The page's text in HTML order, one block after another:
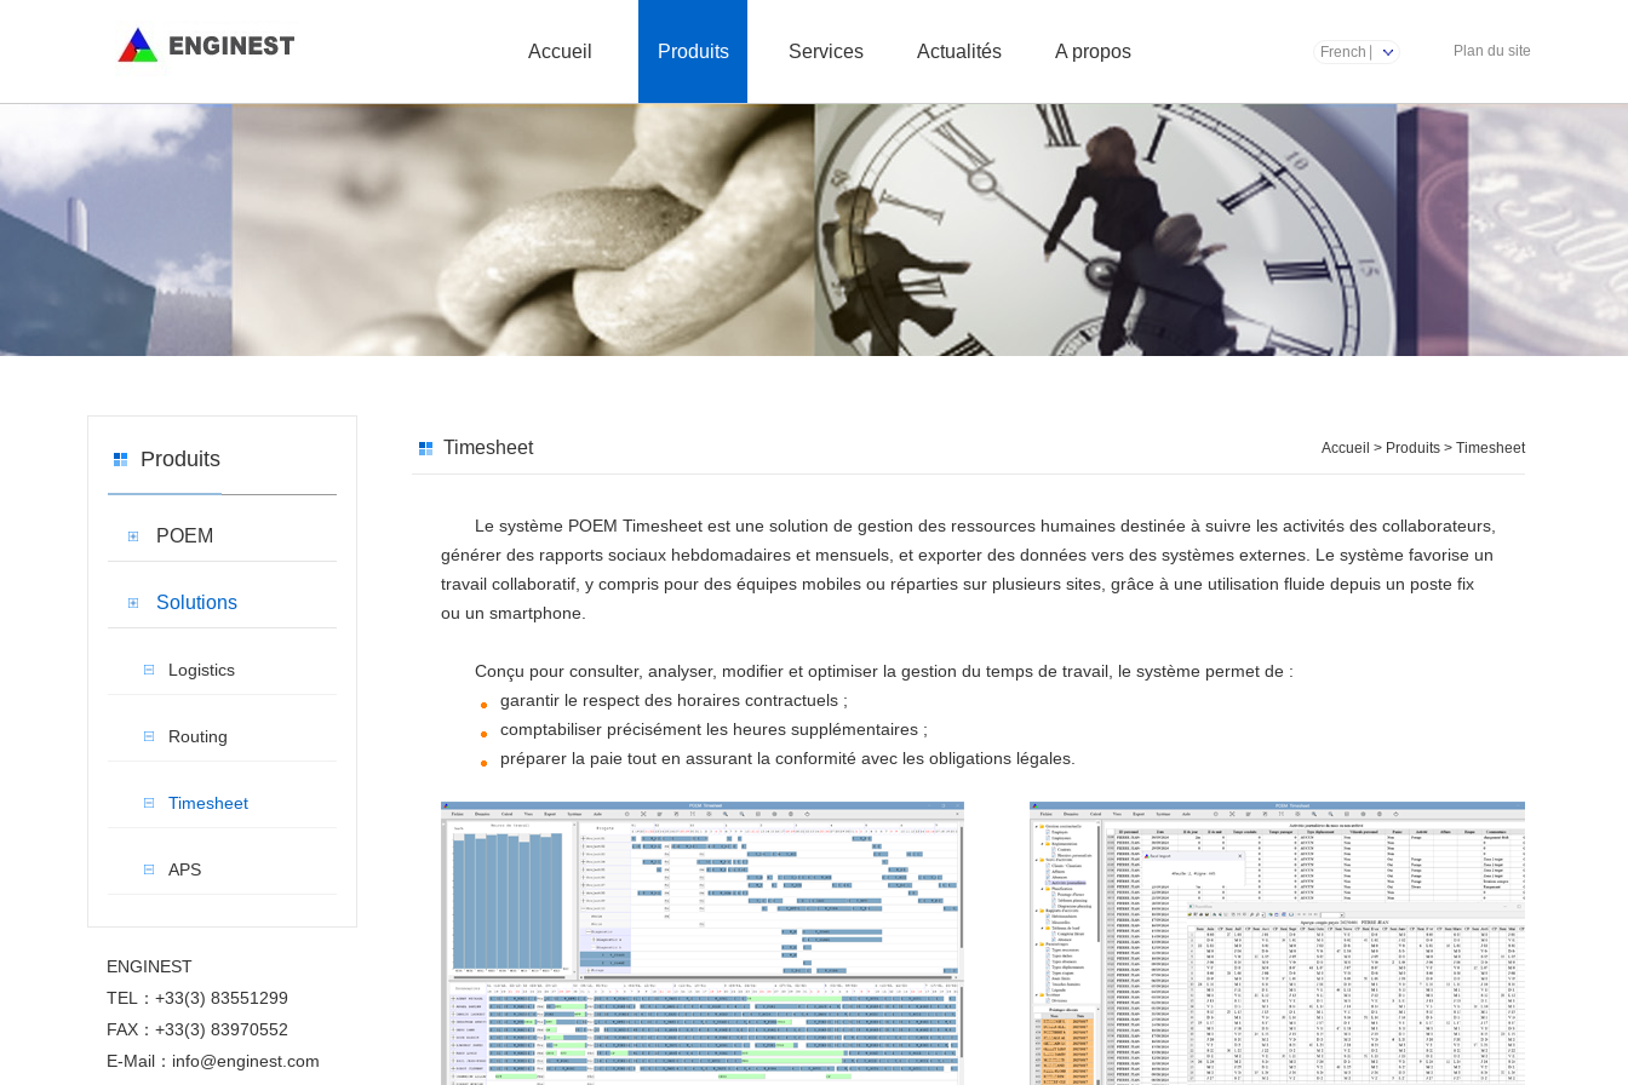
Accueil Produits Services Actualités A propos French Plan du site
Produits
POEM
Solutions
Logistics
Routing
Timesheet
APS
ENGINEST
TEL：+33(3) 83551299
FAX：+33(3) 83970552
E-Mail：info@enginest.com
Timesheet Accueil > Produits > Timesheet
Le système POEM Timesheet est une solution de gestion des ressources humaines destinée à suivre les activités des collaborateurs,
générer des rapports sociaux hebdomadaires et mensuels, et exporter des données vers des systèmes externes. Le système favorise un
travail collaboratif, y compris pour des équipes mobiles ou réparties sur plusieurs sites, grâce à une utilisation fluide depuis un poste fix
ou un smartphone.
Conçu pour consulter, analyser, modifier et optimiser la gestion du temps de travail, le système permet de :
garantir le respect des horaires contractuels ;
comptabiliser précisément les heures supplémentaires ;
préparer la paie tout en assurant la conformité avec les obligations légales.